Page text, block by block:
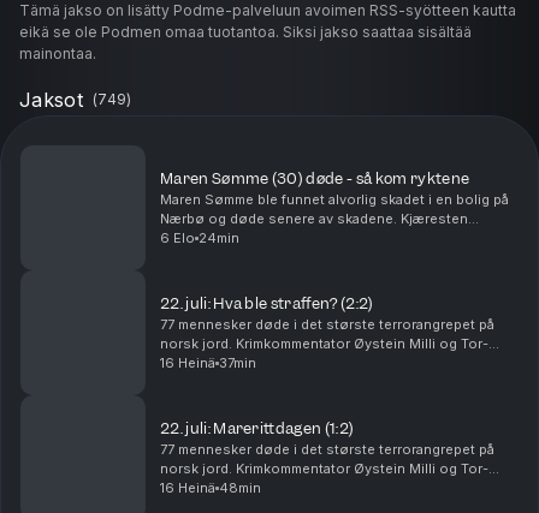
Tämä jakso on lisätty Podme-palveluun avoimen RSS-syötteen kautta
eikä se ole Podmen omaa tuotantoa. Siksi jakso saattaa sisältää
mainontaa.
Jaksot (749)
Maren Sømme (30) døde - så kom ryktene
Maren Sømme ble funnet alvorlig skadet i en bolig på
Nærbø og døde senere av skadene. Kjæresten
hennes er siktet for drap, men nekter straffskyld. I
6 Elo 24min
22. juli: Hva ble straffen? (2:2)
77 mennesker døde i det største terrorangrepet på
norsk jord. Krimkommentator Øystein Milli og Tor-
Erling Thømt Ruud går gjennom etterspillet av 22. juli i
16 Heinä 37min
22. juli: Marerittdagen (1:2)
77 mennesker døde i det største terrorangrepet på
norsk jord. Krimkommentator Øystein Milli og Tor-
Erling Thømt Ruud går gjennom terrorhandlingene den
16 Heinä 48min